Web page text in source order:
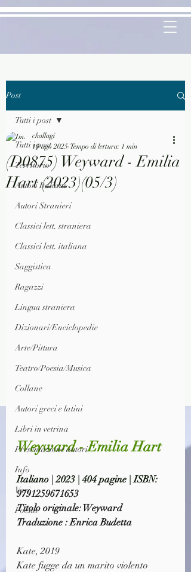
Post
Tutti i post
Territorio
Autori Italiani
Autori Stranieri
Classici lett. straniera
Classici lett. italiana
Saggistica
Ragazzi
Lingua straniera
Dizionari/Enciclopedie
Arte/Pittura
Teatro/Poesia/Musica
Collane
Autori greci e latini
Libri in vetrina
Presentazione autori
Info
Vari
Poesia
Tutti i post
(D0875) Weyward - Emilia
Hart (2023)(05/3)
challagi
10 ago 2025 Tempo di lettura: 1 min
Weyward - Emilia Hart
Italiano | 2023 | 404 pagine | ISBN:
9791259671653
Titolo originale: Weyward
Traduzione : Enrica Budetta
Kate, 2019
Kate fugge da un marito violento